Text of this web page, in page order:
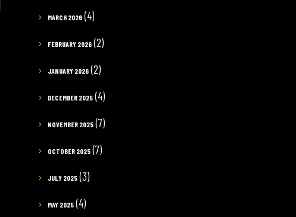
MARCH 2026 (4)
FEBRUARY 2026 (2)
JANUARY 2026 (2)
DECEMBER 2025 (4)
NOVEMBER 2025 (7)
OCTOBER 2025 (7)
JULY 2025 (3)
MAY 2025 (4)